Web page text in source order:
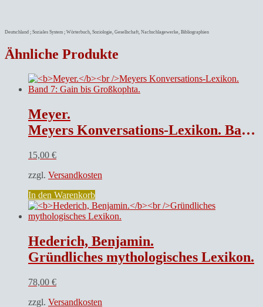
Deutschland ; Soziales System ; Wörterbuch, Soziologie, Gesellschaft, Nachschlagewerke, Bibliographien
Ähnliche Produkte
Meyer.
Meyers Konversations-Lexikon. Band 7: Gain bis Großkophta.
15,00 €
zzgl. Versandkosten
In den Warenkorb
Hederich, Benjamin.
Gründliches mythologisches Lexikon.
78,00 €
zzgl. Versandkosten